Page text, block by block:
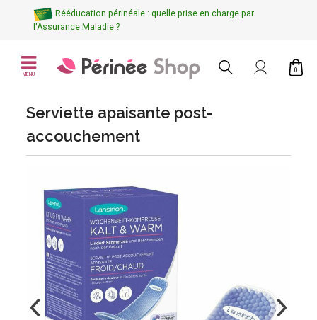
Rééducation périnéale : quelle prise en charge par
l'Assurance Maladie ?
MENU
0
Serviette apaisante post-
accouchement